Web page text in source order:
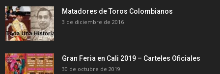
Matadores de Toros Colombianos
3 de diciembre de 2016
Gran Feria en Cali 2019 – Carteles Oficiales
30 de octubre de 2019